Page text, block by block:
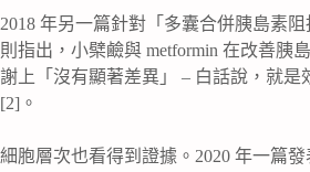
2018 年另一篇針對「多囊合併胰島素
則指出，小檗鹼與 metformin 在改善胰
謝上「沒有顯著差異」 – 白話說，就是
[2]。
細胞層次也看得到證據。2020 年一篇發